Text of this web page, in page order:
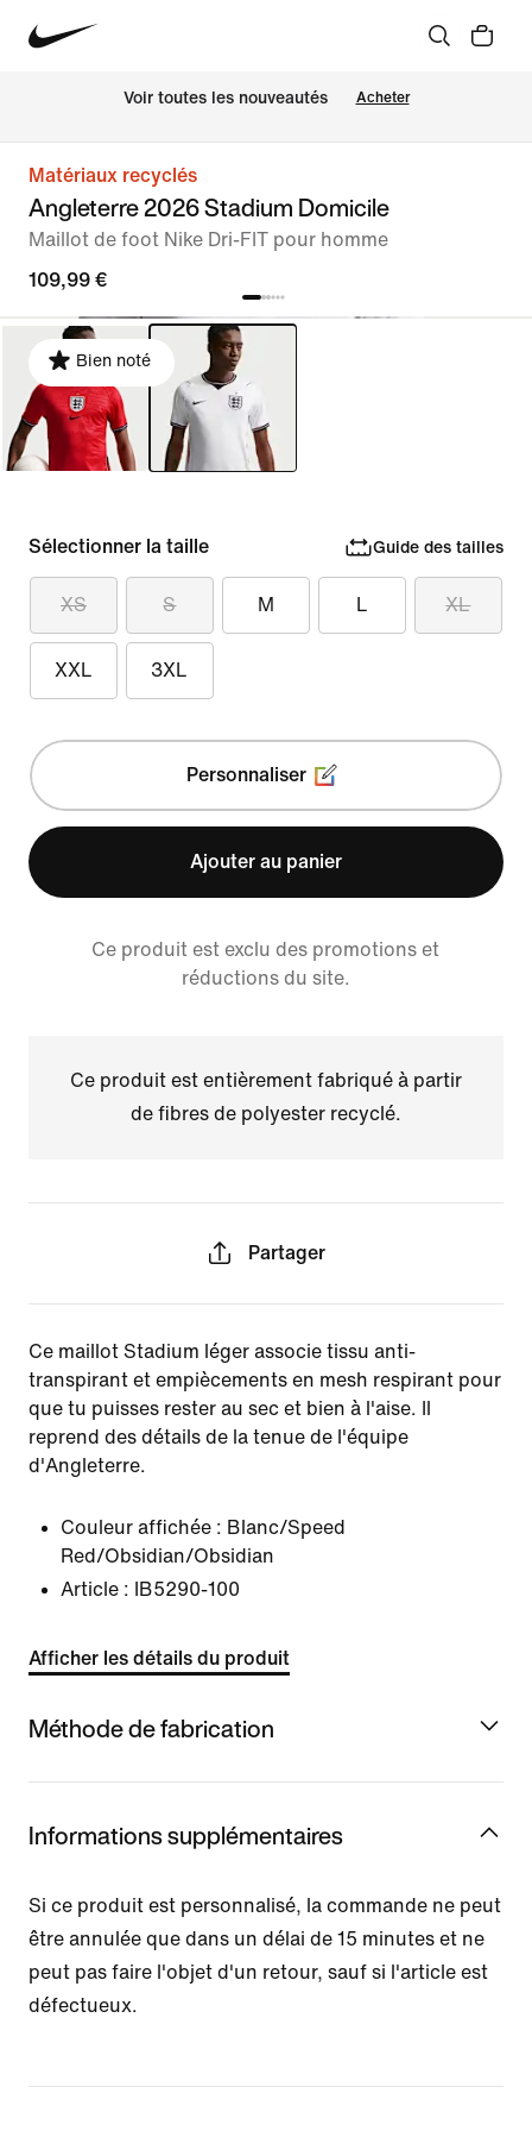
Voir toutes les nouveautés Acheter
Matériaux recyclés
Angleterre 2026 Stadium Domicile
Maillot de foot Nike Dri-FIT pour homme
109,99 €
Bien noté
Sélectionner la taille Guide des tailles
XS S M L XL
XXL 3XL
Personnaliser
Ajouter au panier
Ce produit est exclu des promotions et
réductions du site.
Ce produit est entièrement fabriqué à partir
de fibres de polyester recyclé.
Partager
Ce maillot Stadium léger associe tissu anti-
transpirant et empiècements en mesh respirant pour
que tu puisses rester au sec et bien à l'aise. Il
reprend des détails de la tenue de l'équipe
d'Angleterre.
Couleur affichée : Blanc/Speed
Red/Obsidian/Obsidian
Article :
IB5290-100
Afficher les détails du produit
Méthode de fabrication
Informations supplémentaires
Si ce produit est personnalisé, la commande ne peut
être annulée que dans un délai de 15 minutes et ne
peut pas faire l'objet d'un retour, sauf si l'article est
défectueux.